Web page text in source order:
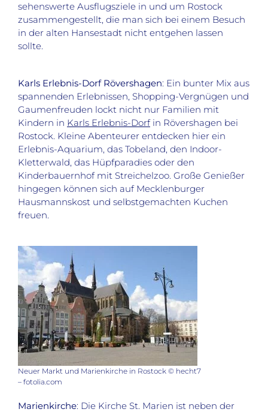
sehenswerte Ausflugsziele in und um Rostock
zusammengestellt, die man sich bei einem Besuch
in der alten Hansestadt nicht entgehen lassen
sollte.
Karls Erlebnis-Dorf Rövershagen: Ein bunter Mix aus
spannenden Erlebnissen, Shopping-Vergnügen und
Gaumenfreuden lockt nicht nur Familien mit
Kindern in Karls Erlebnis-Dorfin Rövershagen bei
Rostock. Kleine Abenteurer entdecken hier ein
Erlebnis-Aquarium, das Tobeland, den Indoor-
Kletterwald, das Hüpfparadies oder den
Kinderbauernhof mit Streichelzoo. Große Genießer
hingegen können sich auf Mecklenburger
Hausmannskost und selbstgemachten Kuchen
freuen.
Neuer Markt und Marienkirche in Rostock © hecht7
– fotolia.com
Marienkirche: Die Kirche St. Marien ist neben der